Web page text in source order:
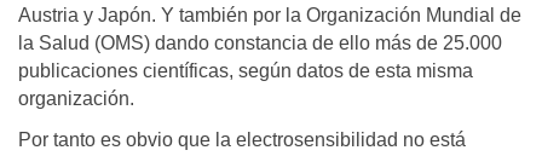
Austria y Japón. Y también por la Organización Mundial de
la Salud (OMS) dando constancia de ello más de 25.000
publicaciones científicas, según datos de esta misma
organización.
Por tanto es obvio que la electrosensibilidad no está